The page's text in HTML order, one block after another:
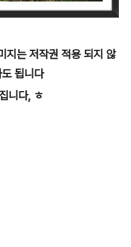
지는 저작권 적용 되지 않
됩니다
니다, ㅎ